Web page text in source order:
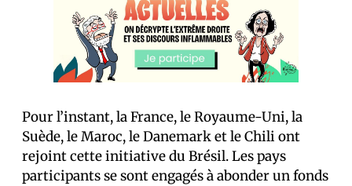
Pour l’instant, la France, le Royaume-Uni, la
Suède, le Maroc, le Danemark et le Chili ont
rejoint cette initiative du Brésil. Les pays
participants se sont engagés à abonder un fonds